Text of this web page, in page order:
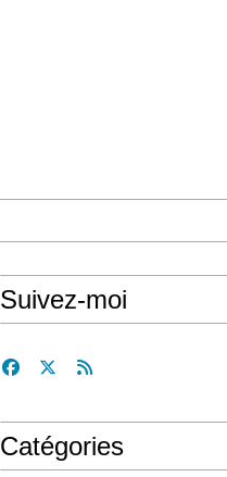
Suivez-moi
Catégories